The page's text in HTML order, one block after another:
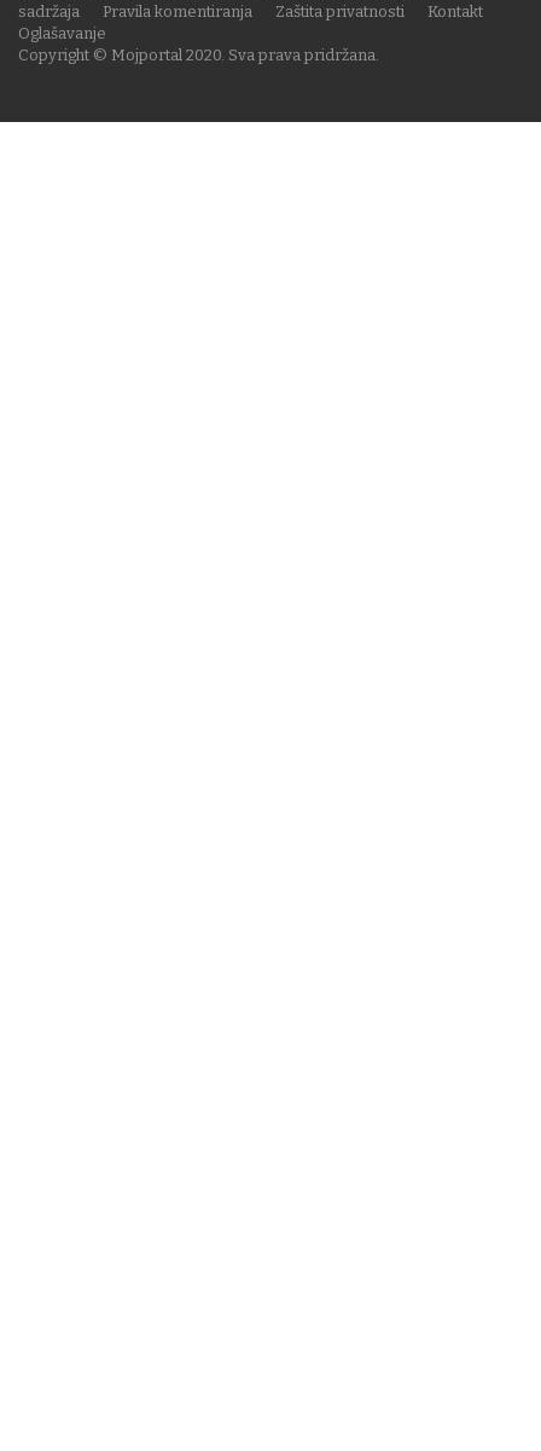
Copyright © Mojportal 2020. Sva prava pridržana.
sadržaja
Pravila komentiranja Zaštita privatnosti
Kontakt
Oglašavanje